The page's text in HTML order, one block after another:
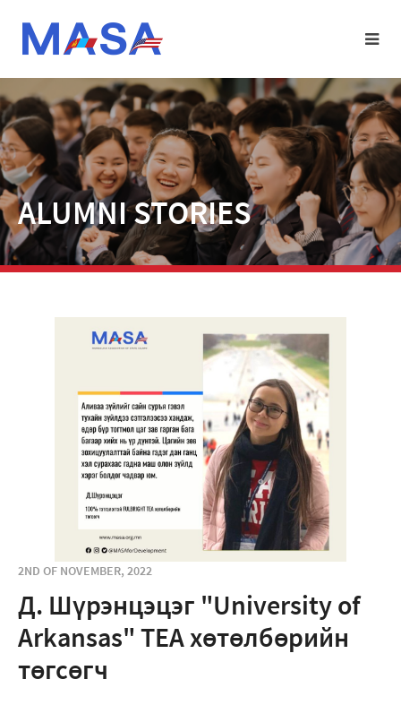
ALUMNI STORIES
2ND OF NOVEMBER, 2022
Д. Шүрэнцэцэг "University of
Arkansas" TEA хөтөлбөрийн
төгсөгч